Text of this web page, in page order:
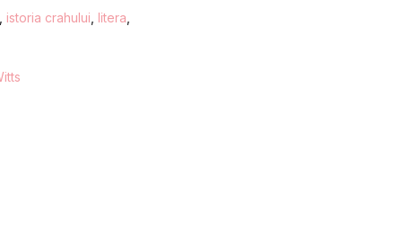
istoria crahului litera